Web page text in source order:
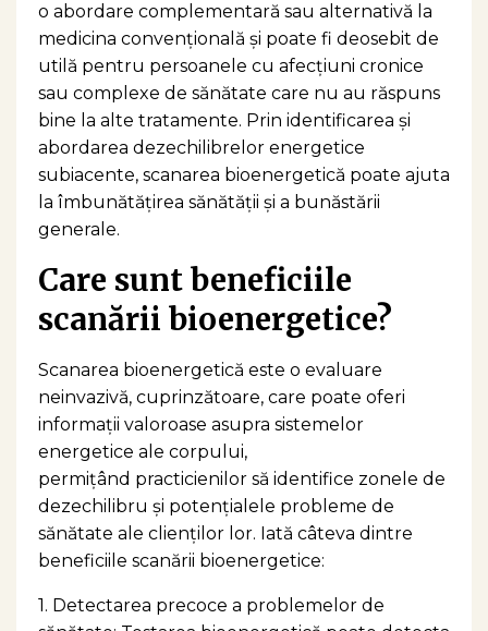
o abordare complementară sau alternativă la
medicina convențională și poate fi deosebit de
utilă pentru persoanele cu afecțiuni cronice
sau complexe de sănătate care nu au răspuns
bine la alte tratamente. Prin identificarea și
abordarea dezechilibrelor energetice
subiacente, scanarea bioenergetică poate ajuta
la îmbunătățirea sănătății și a bunăstării
generale.
Care sunt beneficiile
scanării bioenergetice?
Scanarea bioenergetică este o evaluare
neinvazivă, cuprinzătoare, care poate oferi
informații valoroase asupra sistemelor
energetice ale corpului,
permițând practicienilor să identifice zonele de
dezechilibru și potențialele probleme de
sănătate ale clienților lor. Iată câteva dintre
beneficiile scanării bioenergetice:
1. Detectarea precoce a problemelor de